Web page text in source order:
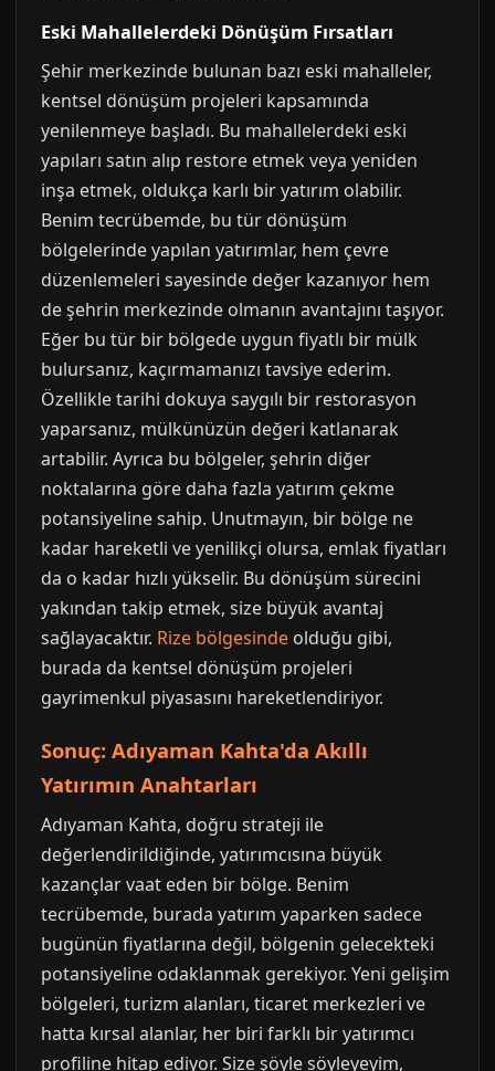
Eski Mahallelerdeki Dönüşüm Fırsatları
Şehir merkezinde bulunan bazı eski mahalleler,
kentsel dönüşüm projeleri kapsamında
yenilenmeye başladı. Bu mahallelerdeki eski
yapıları satın alıp restore etmek veya yeniden
inşa etmek, oldukça karlı bir yatırım olabilir.
Benim tecrübemde, bu tür dönüşüm
bölgelerinde yapılan yatırımlar, hem çevre
düzenlemeleri sayesinde değer kazanıyor hem
de şehrin merkezinde olmanın avantajını taşıyor.
Eğer bu tür bir bölgede uygun fiyatlı bir mülk
bulursanız, kaçırmamanızı tavsiye ederim.
Özellikle tarihi dokuya saygılı bir restorasyon
yaparsanız, mülkünüzün değeri katlanarak
artabilir. Ayrıca bu bölgeler, şehrin diğer
noktalarına göre daha fazla yatırım çekme
potansiyeline sahip. Unutmayın, bir bölge ne
kadar hareketli ve yenilikçi olursa, emlak fiyatları
da o kadar hızlı yükselir. Bu dönüşüm sürecini
yakından takip etmek, size büyük avantaj
sağlayacaktır. Rize bölgesinde olduğu gibi,
burada da kentsel dönüşüm projeleri
gayrimenkul piyasasını hareketlendiriyor.
Sonuç: Adıyaman Kahta'da Akıllı
Yatırımın Anahtarları
Adıyaman Kahta, doğru strateji ile
değerlendirildiğinde, yatırımcısına büyük
kazançlar vaat eden bir bölge. Benim
tecrübemde, burada yatırım yaparken sadece
bugünün fiyatlarına değil, bölgenin gelecekteki
potansiyeline odaklanmak gerekiyor. Yeni gelişim
bölgeleri, turizm alanları, ticaret merkezleri ve
hatta kırsal alanlar, her biri farklı bir yatırımcı
profiline hitap ediyor. Size şöyle söyleyeyim,